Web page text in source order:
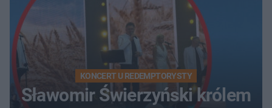
KONCERT U REDEMPTORYSTY
Sławomir Świerzyński królem